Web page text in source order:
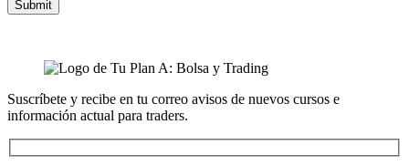
Suscríbete y recibe en tu correo avisos de nuevos cursos e
información actual para traders.